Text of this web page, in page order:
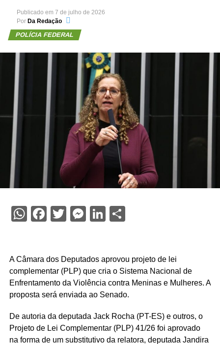
Publicado em 7 de julho de 2026
Por Da Redação
POLÍCIA FEDERAL
WhatsApp
Facebook
Twitter
Messenger
LinkedIn
Share
A Câmara dos Deputados aprovou projeto de lei
complementar (PLP) que cria o Sistema Nacional de
Enfrentamento da Violência contra Meninas e Mulheres. A
proposta será enviada ao Senado.
De autoria da deputada Jack Rocha (PT-ES) e outros, o
Projeto de Lei Complementar (PLP) 41/26 foi aprovado
na forma de um substitutivoda relatora, deputada Jandira